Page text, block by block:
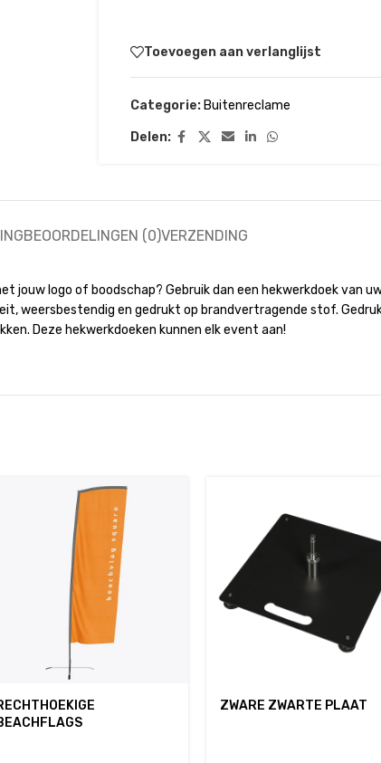
Toevoegen aan verlanglijst
Categorie: Buitenreclame
Delen:
BEOORDELINGEN (0)VERZENDING
jouw logo of boodschap? Gebruik dan een hekwerkdoek van
weersbestendig en gedrukt op brandvertragende stof.
Deze hekwerkdoeken kunnen elk event aan!
ZWARE ZWARTE PLAAT